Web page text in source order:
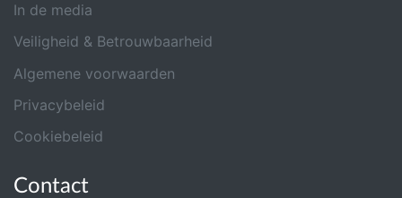
In de media
Veiligheid & Betrouwbaarheid
Algemene voorwaarden
Privacybeleid
Cookiebeleid
Contact